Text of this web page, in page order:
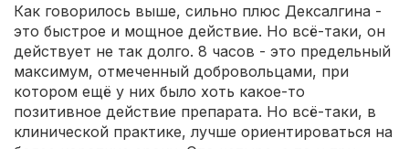
Как говорилось выше, сильно плюс Дексалгина -
это быстрое и мощное действие. Но всё-таки, он
действует не так долго. 8 часов - это предельный
максимум, отмеченный добровольцами, при
котором ещё у них было хоть какое-то
позитивное действие препарата. Но всё-таки, в
клинической практике, лучше ориентироваться на